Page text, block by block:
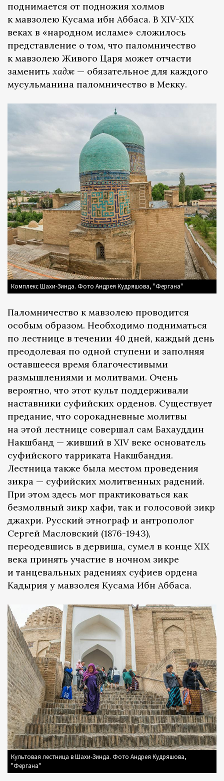
поднимается от подножия холмов
к мавзолею Кусама ибн Аббаса. В XIV-XIX
веках в «народном исламе» сложилось
представление о том, что паломничество
к мавзолею Живого Царя может отчасти
заменить хадж — обязательное для каждого
мусульманина паломничество в Мекку.
Комплекс Шахи-Зинда. Фото Андрея Кудряшова, "Фергана"
Паломничество к мавзолею проводится
особым образом. Необходимо подниматься
по лестнице в течении 40 дней, каждый день
преодолевая по одной ступени и заполняя
оставшееся время благочестивыми
размышлениями и молитвами. Очень
вероятно, что этот культ поддерживали
наставники суфийских орденов. Существует
предание, что сорокадневные молитвы
на этой лестнице совершал сам Бахауддин
Накшбанд — живший в XIV веке основатель
суфийского тарриката Накшбандия.
Лестница также была местом проведения
зикра — суфийских молитвенных радений.
При этом здесь мог практиковаться как
безмолвный зикр хафи, так и голосовой зикр
джахри. Русский этнограф и антрополог
Сергей Масловский (1876-1943),
переодевшись в дервиша, сумел в конце XIX
века принять участие в ночном зикре
и танцевальных радениях суфиев ордена
Кадырия у мавзолея Кусама Ибн Аббаса.
Культовая лестница в Шахи-Зинда. Фото Андрея Кудряшова,
"Фергана"